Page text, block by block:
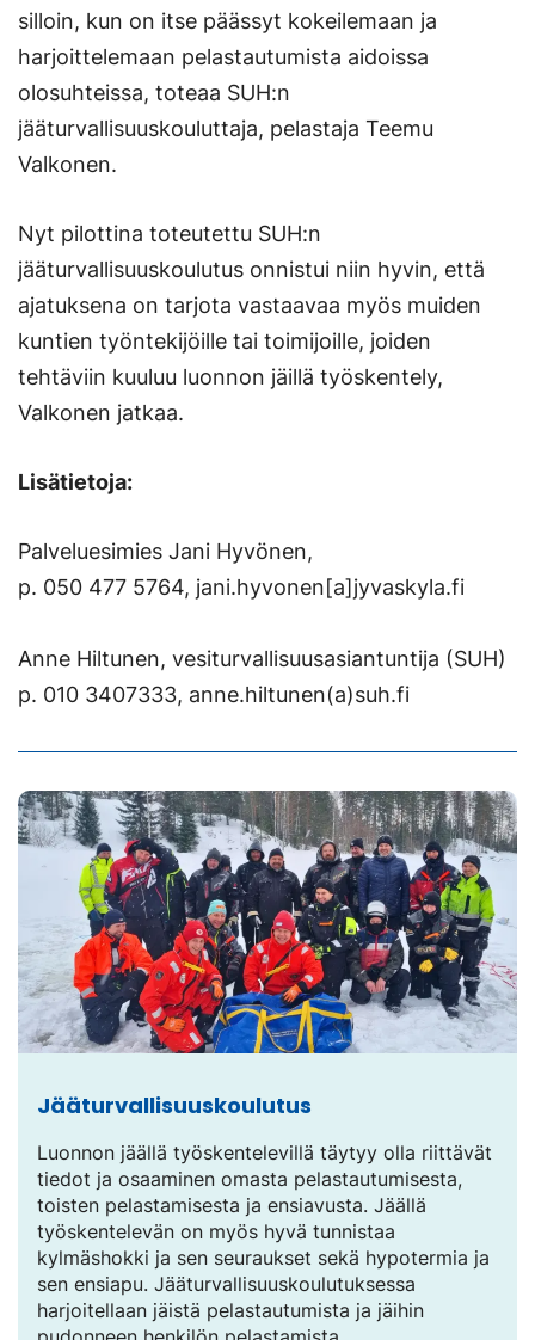
silloin, kun on itse päässyt kokeilemaan ja
harjoittelemaan pelastautumista aidoissa
olosuhteissa, toteaa SUH:n
jääturvallisuuskouluttaja, pelastaja Teemu
Valkonen.
Nyt pilottina toteutettu SUH:n
jääturvallisuuskoulutus onnistui niin hyvin, että
ajatuksena on tarjota vastaavaa myös muiden
kuntien työntekijöille tai toimijoille, joiden
tehtäviin kuuluu luonnon jäillä työskentely,
Valkonen jatkaa.
Lisätietoja:
Palveluesimies Jani Hyvönen,
p. 050 477 5764, jani.hyvonen[a]jyvaskyla.fi
Anne Hiltunen, vesiturvallisuusasiantuntija (SUH)
p. 010 3407333, anne.hiltunen(a)suh.fi
Jääturvallisuuskoulutus
Luonnon jäällä työskentelevillä täytyy olla riittävät
tiedot ja osaaminen omasta pelastautumisesta,
toisten pelastamisesta ja ensiavusta. Jäällä
työskentelevän on myös hyvä tunnistaa
kylmäshokki ja sen seuraukset sekä hypotermia ja
sen ensiapu. Jääturvallisuuskoulutuksessa
harjoitellaan jäistä pelastautumista ja jäihin